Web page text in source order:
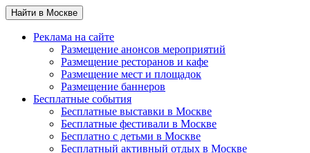
Найти в Москве
Реклама на сайте
Размещение анонсов мероприятий
Размещение ресторанов и кафе
Размещение мест и площадок
Размещение баннеров
Бесплатные события
Бесплатные выставки в Москве
Бесплатные фестивали в Москве
Бесплатно с детьми в Москве
Бесплатный активный отдых в Москве